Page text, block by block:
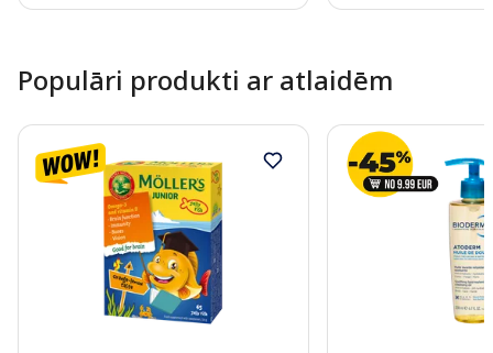
Populāri produkti ar atlaidēm